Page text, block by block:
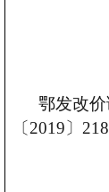
鄂发改价
〔2019〕